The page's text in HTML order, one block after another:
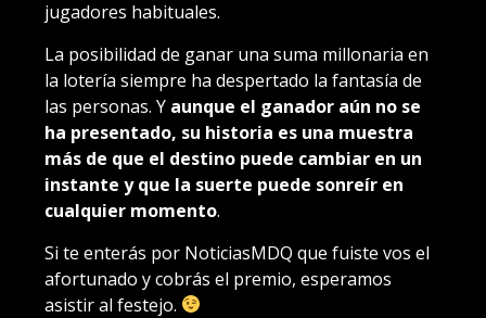
jugadores habituales.
La posibilidad de ganar una suma millonaria en
la lotería siempre ha despertado la fantasía de
las personas. Y aunque el ganador aún no se
ha presentado, su historia es una muestra
más de que el destino puede cambiar en un
instante y que la suerte puede sonreír en
cualquier momento.
Si te enterás por NoticiasMDQ que fuiste vos el
afortunado y cobrás el premio, esperamos
asistir al festejo.